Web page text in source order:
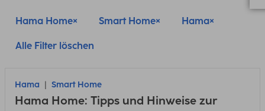
Hama Home Smart Home Hama
Alle Filter löschen
Hama Smart Home
Hama Home: Tipps und Hinweise zur